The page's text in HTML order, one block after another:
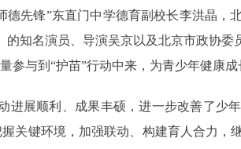
先锋”东直门中学德育副校长李洪晶，
知名演员、导演吴京以及北京市政协
与到“护苗”行动中来，为青少年健康成
进展顺利、成果丰硕，进一步改善了少
关键环境，加强联动、构建育人合力，